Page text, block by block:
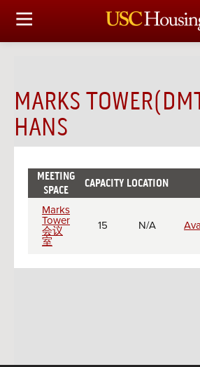
住房选择
财务实事资讯
会议资讯
MARKS
HANS
Meeting
rooms
MEETING
SPACE
CAPACITY LOCATION
Marks
Tower
会议
室
15 N/A